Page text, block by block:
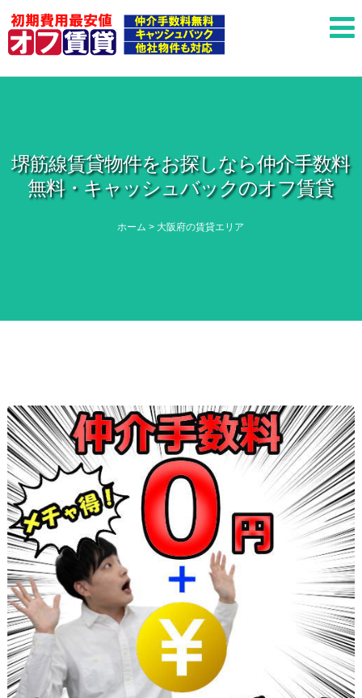
堺筋線賃貸物件をお探しなら仲介手数料
無料・キャッシュバックのオフ賃貸
ホーム > 大阪府の賃貸エリア